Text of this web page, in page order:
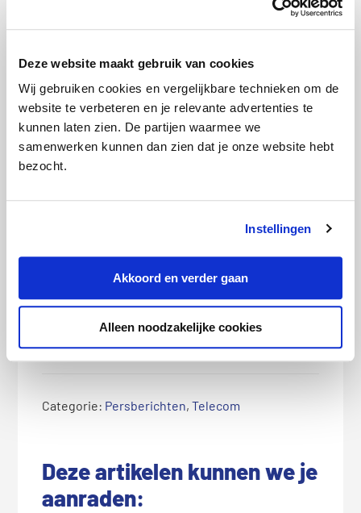
Deze website maakt gebruik van cookies
Wij gebruiken cookies en vergelijkbare technieken om de
website te verbeteren en je relevante advertenties te
kunnen laten zien. De partijen waarmee we
samenwerken kunnen dan zien dat je onze website hebt
bezocht.
Instellingen
Akkoord en verder gaan
Alleen noodzakelijke cookies
X Facebook WhatsApp
LinkedIn
Verhalenverteller.
Nieuwsjager. Drinkt graag
kopjes koffie met
journalisten.
Categorie: Persberichten,Telecom
Deze artikelen kunnen we je
aanraden: